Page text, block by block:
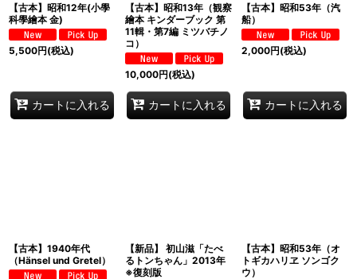
【古本】昭和12年(小學
科學繪本 金)
5,500円(税込)
カートに入れる
【古本】昭和13年（観察
繪本 キンダーブック 第
11輯・第7編 ミツバチノ
コ）
10,000円(税込)
カートに入れる
【古本】昭和53年（汽
船）
2,000円(税込)
カートに入れる
【古本】1940年代
（Hänsel und Gretel）
【新品】 初山滋「たべ
るトンちゃん」2013年
※復刻版
【古本】昭和53年（オ
トギカハリヱ ソンゴク
ウ）